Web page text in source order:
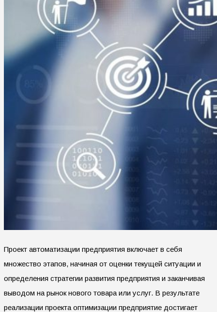
Проект автоматизации предприятия включает в себя
множество этапов, начиная от оценки текущей ситуации и
определения стратегии развития предприятия и заканчивая
выводом на рынок нового товара или услуг. В результате
реализации проекта оптимизации предприятие достигает